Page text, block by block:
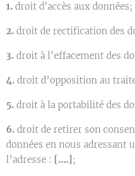
1. droit d'accès aux données;
2. droit de rectification des
3. droit à l’effacement des
4. droit d’opposition au
5. droit à la portabilité des
6. droit de retirer son
données en nous adressant
l’adresse : [….] ;